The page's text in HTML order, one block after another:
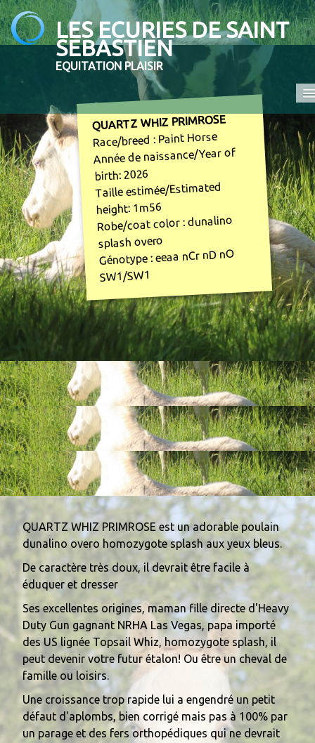
LES ECURIES DE SAINT
SEBASTIEN
EQUITATION PLAISIR
Accueil
Promenades et randonnées
Ecole d'équitation
Elevage
En vente
Contact
COMPETITION
0
QUARTZ WHIZ PRIMROSE
Race/breed : Paint Horse
Année de naissance/Year of
birth: 2026
Taille estimée/Estimated
height: 1m56
Robe/coat color : dunalino
splash overo
Génotype : eeaa nCr nD nO
SW1/SW1
QUARTZ WHIZ PRIMROSE est un adorable poulain
dunalino overo homozygote splash aux yeux bleus.
De caractère très doux, il devrait être facile à
éduquer et dresser
Ses excellentes origines, maman fille directe d'Heavy
Duty Gun gagnant NRHA Las Vegas, papa importé
des US lignée Topsail Whiz, homozygote splash, il
peut devenir votre futur étalon! Ou être un cheval de
famille ou loisirs.
Une croissance trop rapide lui a engendré un petit
défaut d'aplombs, bien corrigé mais pas à 100% par
un parage et des fers orthopédiques qui ne devrait